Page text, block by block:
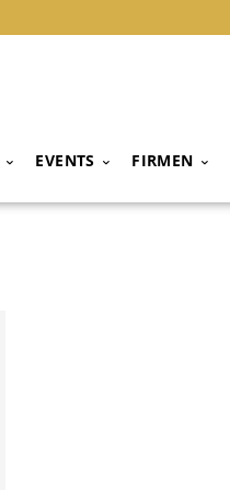
EVENTS FIRMEN